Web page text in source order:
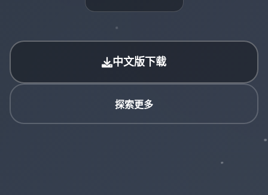
中文版下载
探索更多